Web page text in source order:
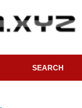
SEARCH